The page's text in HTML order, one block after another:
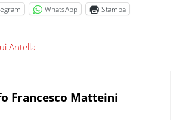
WhatsApp Stampa
Antella
Francesco Matteini